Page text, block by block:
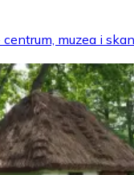
muzea i